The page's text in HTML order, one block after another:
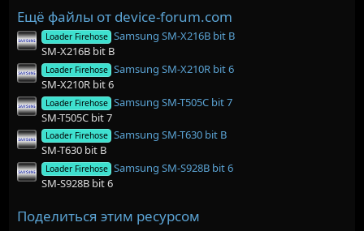
0
з
в
ё
з
д
Ещё файлы от device-forum.com
Loader Firehose Samsung SM-X216B bit B
SM-X216B bit B
Loader Firehose Samsung SM-X210R bit 6
SM-X210R bit 6
Loader Firehose Samsung SM-T505C bit 7
SM-T505C bit 7
Loader Firehose Samsung SM-T630 bit B
SM-T630 bit B
Loader Firehose Samsung SM-S928B bit 6
SM-S928B bit 6
Поделиться этим ресурсом